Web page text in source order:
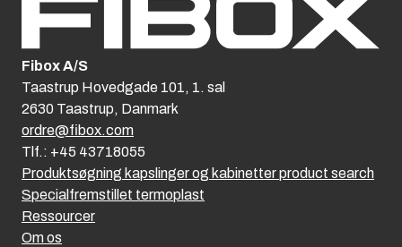
Produktsøgning kapslinger og kabinetter product search
Specialfremstillet termoplast
Ressourcer
Om os
Fibox A/S
Taastrup Hovedgade 101, 1. sal
2630 Taastrup, Danmark
ordre@fibox.com
Tlf.: +45 43718055